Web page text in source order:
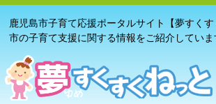
鹿児島市子育て応援ポータルサイト【夢すく
市の子育て支援に関する情報をご紹介していま